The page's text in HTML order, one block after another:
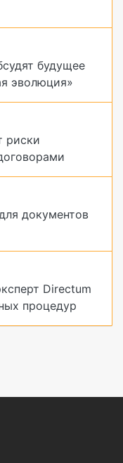
будущее
эволюция»
риски
документов
Directum
процедур